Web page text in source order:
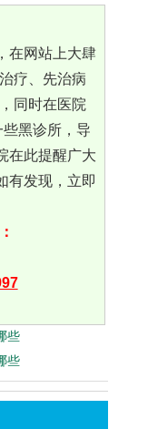
在网站上大肆
疗、先治病
同时在医院
些黑诊所，导
在此提醒广大
有发现，立即
些
些